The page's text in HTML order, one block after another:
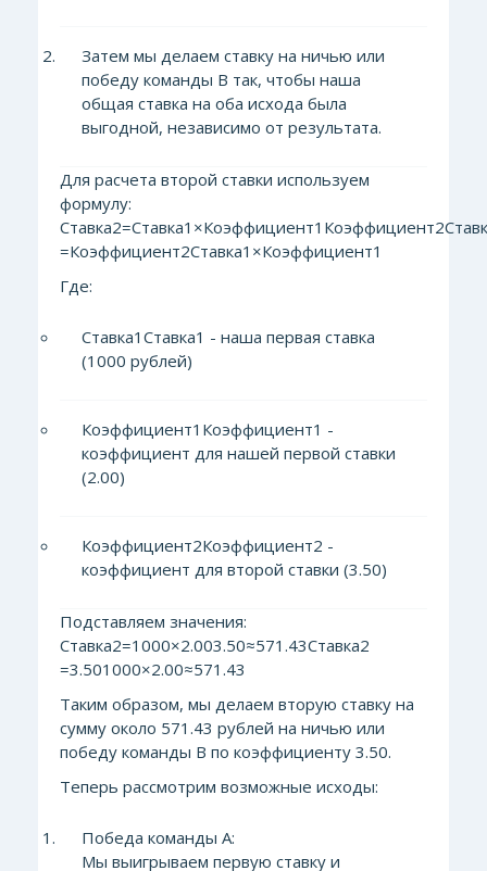
Затем мы делаем ставку на ничью или
победу команды В так, чтобы наша
общая ставка на оба исхода была
выгодной, независимо от результата.
Для расчета второй ставки используем
формулу:
=Коэффициент2​Ставка1​×Коэффициент1​​
Где:
Ставка1Ставка1​ - наша первая ставка
(1000 рублей)
Коэффициент1Коэффициент1​ -
коэффициент для нашей первой ставки
(2.00)
Коэффициент2Коэффициент2​ -
коэффициент для второй ставки (3.50)
Подставляем значения:
Ставка2=1000×2.003.50≈571.43Ставка2​
=3.501000×2.00​≈571.43
Таким образом, мы делаем вторую ставку на
сумму около 571.43 рублей на ничью или
победу команды В по коэффициенту 3.50.
Теперь рассмотрим возможные исходы:
Победа команды А:
Мы выигрываем первую ставку и